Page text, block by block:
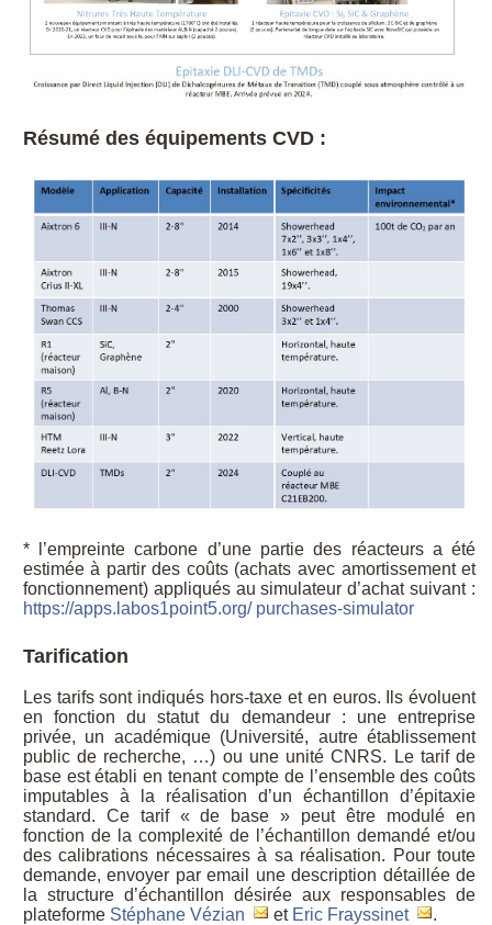
Résumé des équipements CVD :
* l’empreinte carbone d’une partie des réacteurs a été
estimée à partir des coûts (achats avec amortissement et
fonctionnement) appliqués au simulateur d’achat suivant :
https://apps.labos1point5.org/ purchases-simulator
Tarification
Les tarifs sont indiqués hors-taxe et en euros. Ils évoluent
en fonction du statut du demandeur : une entreprise
privée, un académique (Université, autre établissement
public de recherche, …) ou une unité CNRS. Le tarif de
base est établi en tenant compte de l’ensemble des coûts
imputables à la réalisation d’un échantillon d’épitaxie
standard. Ce tarif « de base » peut être modulé en
fonction de la complexité de l’échantillon demandé et/ou
des calibrations nécessaires à sa réalisation. Pour toute
demande, envoyer par email une description détaillée de
la structure d’échantillon désirée aux responsables de
plateforme Stéphane Vézian et Eric Frayssinet .